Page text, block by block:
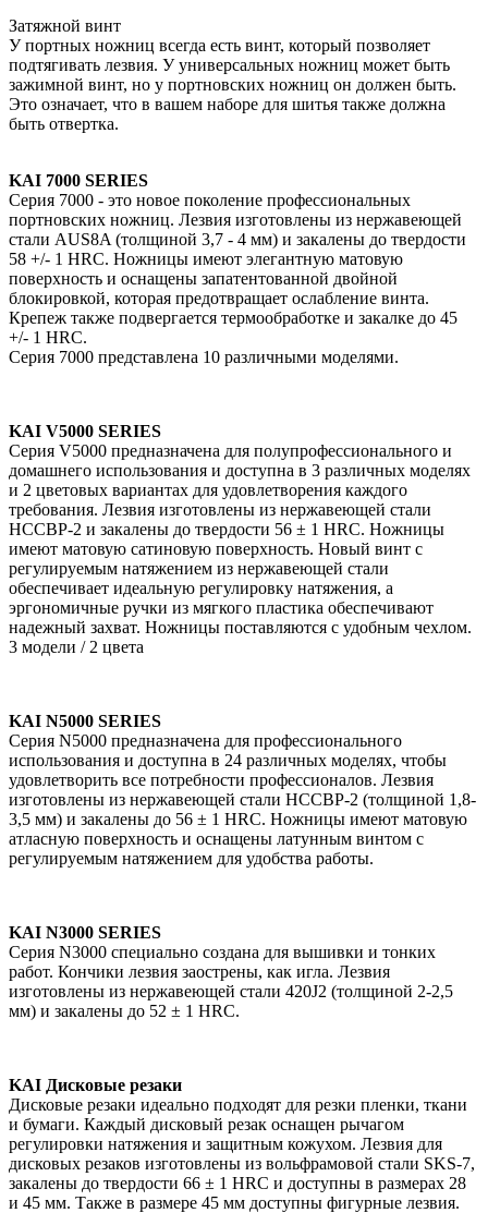
Затяжной винт
У портных ножниц всегда есть винт, который позволяет
подтягивать лезвия. У универсальных ножниц может быть
зажимной винт, но у портновских ножниц он должен быть.
Это означает, что в вашем наборе для шитья также должна
быть отвертка.
KAI 7000 SERIES
Серия 7000 - это новое поколение профессиональных
портновских ножниц. Лезвия изготовлены из нержавеющей
стали AUS8A (толщиной 3,7 - 4 мм) и закалены до твердости
58 +/- 1 HRC. Ножницы имеют элегантную матовую
поверхность и оснащены запатентованной двойной
блокировкой, которая предотвращает ослабление винта.
Крепеж также подвергается термообработке и закалке до 45
+/- 1 HRC.
Серия 7000 представлена ​​10 различными моделями.
KAI V5000 SERIES
Серия V5000 предназначена для полупрофессионального и
домашнего использования и доступна в 3 различных моделях
и 2 цветовых вариантах для удовлетворения каждого
требования. Лезвия изготовлены из нержавеющей стали
НССВР-2 и закалены до твердости 56 ± 1 HRC. Ножницы
имеют матовую сатиновую поверхность. Новый винт с
регулируемым натяжением из нержавеющей стали
обеспечивает идеальную регулировку натяжения, а
эргономичные ручки из мягкого пластика обеспечивают
надежный захват. Ножницы поставляются с удобным чехлом.
3 модели / 2 цвета
KAI N5000 SERIES
Серия N5000 предназначена для профессионального
использования и доступна в 24 различных моделях, чтобы
удовлетворить все потребности профессионалов. Лезвия
изготовлены из нержавеющей стали НССВР-2 (толщиной 1,8-
3,5 мм) и закалены до 56 ± 1 HRC. Ножницы имеют матовую
атласную поверхность и оснащены латунным винтом с
регулируемым натяжением для удобства работы.
KAI N3000 SERIES
Серия N3000 специально создана для вышивки и тонких
работ. Кончики лезвия заострены, как игла. Лезвия
изготовлены из нержавеющей стали 420J2 (толщиной 2-2,5
мм) и закалены до 52 ± 1 HRC.
KAI Дисковые резаки
Дисковые резаки идеально подходят для резки пленки, ткани
и бумаги. Каждый дисковый резак оснащен рычагом
регулировки натяжения и защитным кожухом. Лезвия для
дисковых резаков изготовлены из вольфрамовой стали SKS-7,
закалены до твердости 66 ± 1 HRC и доступны в размерах 28
и 45 мм. Также в размере 45 мм доступны фигурные лезвия.